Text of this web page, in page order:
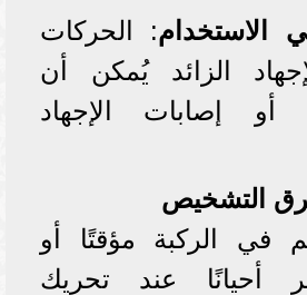
الاستخدام: الحركات
الزائد يُمكن أن
أو إصابات الإجهاد
التشخيص
في الركبة مؤقتًا أو
أحيانًا عند تحريك